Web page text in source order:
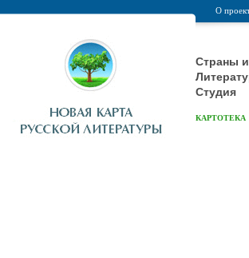
О
Страны
Студия
КАРТОТЕКА